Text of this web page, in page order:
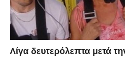
Λίγα δευτερόλεπτα μετά